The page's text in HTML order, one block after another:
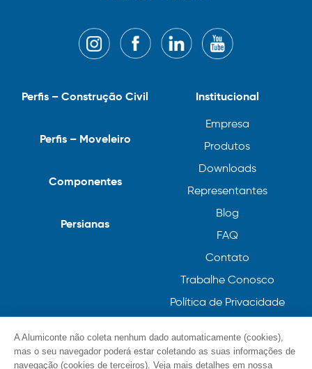
Institucional
Empresa
Produtos
Downloads
Representantes
Blog
FAQ
Contato
Trabalhe Conosco
Política de Privacidade
Perfis – Construção Civil
Perfis – Moveleiro
Componentes
Persianas
A Alumiconte não coleta nenhum dado automaticamente (cookies),
mas o seu navegador poderá estar coletando as suas informações de
navegação (cookies de terceiros). Veja mais detalhes em nossa